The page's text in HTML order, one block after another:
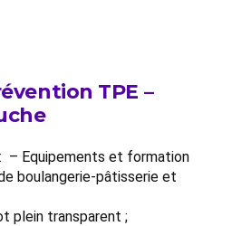
TPE –
– Equipements et formation
boulangerie-pâtisserie et
plein transparent ;